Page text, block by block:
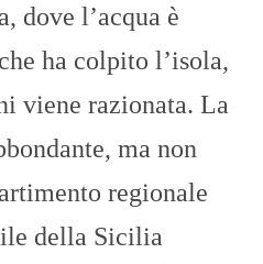
dove l’acqua è
ha colpito l’isola,
viene razionata. La
ma non
regionale
della Sicilia